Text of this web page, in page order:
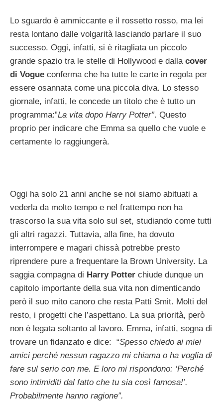
Lo sguardo è ammiccante e il rossetto rosso, ma lei
resta lontano dalle volgarità lasciando parlare il suo
successo. Oggi, infatti, si è ritagliata un piccolo
grande spazio tra le stelle di Hollywood e dalla cover
di Vogue conferma che ha tutte le carte in regola per
essere osannata come una piccola diva. Lo stesso
giornale, infatti, le concede un titolo che è tutto un
programma:”La vita dopo Harry Potter”. Questo
proprio per indicare che Emma sa quello che vuole e
certamente lo raggiungerà.
Oggi ha solo 21 anni anche se noi siamo abituati a
vederla da molto tempo e nel frattempo non ha
trascorso la sua vita solo sul set, studiando come tutti
gli altri ragazzi. Tuttavia, alla fine, ha dovuto
interrompere e magari chissà potrebbe presto
riprendere pure a frequentare la Brown University. La
saggia compagna di Harry Potter chiude dunque un
capitolo importante della sua vita non dimenticando
però il suo mito canoro che resta Patti Smit. Molti del
resto, i progetti che l’aspettano. La sua priorità, però
non è legata soltanto al lavoro. Emma, infatti, sogna di
trovare un fidanzato e dice: “Spesso chiedo ai miei
amici perché nessun ragazzo mi chiama o ha voglia di
fare sul serio con me. E loro mi rispondono: ‘Perché
sono intimiditi dal fatto che tu sia così famosa!’.
Probabilmente hanno ragione”.